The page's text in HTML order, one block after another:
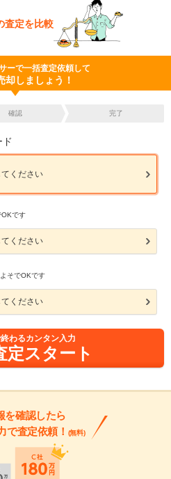
査定を比較
ーで一括査定依頼して
却しましょう！
確認 完了
ください
です
ください
そでOKです
ください
わるカンタン入力
定スタート
を確認したら
で査定依頼！ (無料)